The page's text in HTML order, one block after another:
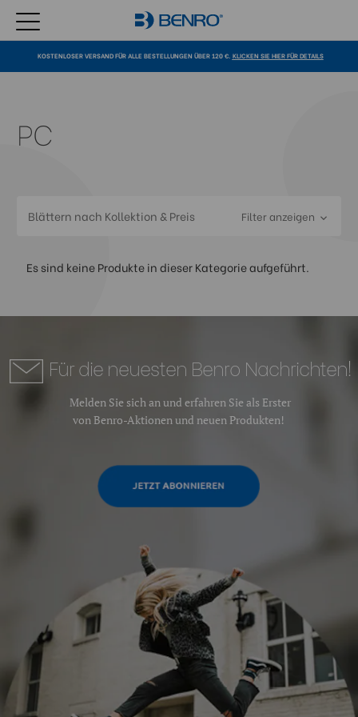
KOSTENLOSER VERSAND FÜR ALLE BESTELLUNGEN ÜBER 120 €. KLICKEN SIE HIER FÜR DETAILS
PC
Blättern nach Kollektion & Preis Filter anzeigen
Es sind keine Produkte in dieser Kategorie aufgeführt.
Melden Sie sich an und erfahren Sie als Erster
von Benro-Aktionen und neuen Produkten!
Für die neuesten Benro Nachrichten!